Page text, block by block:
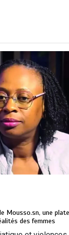
Mousso.sn, une
des femmes